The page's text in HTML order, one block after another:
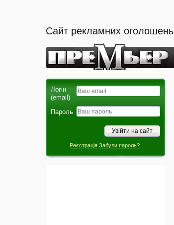
Сайт рекламних оголошень
Логін
(email)
Пароль
Реєстрація Забули пароль?